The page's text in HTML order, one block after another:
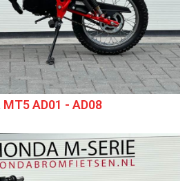
AD01 - AD08